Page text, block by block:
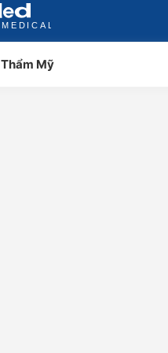
Thẩm Mỹ